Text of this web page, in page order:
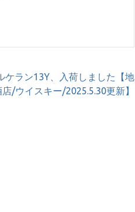
ケラン13Y、入荷しました【地
/ウイスキー/2025.5.30更新】